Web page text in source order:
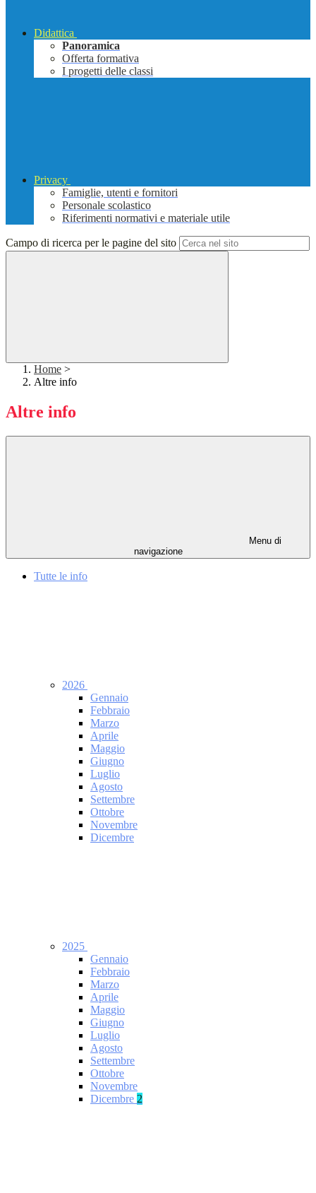
Didattica
Panoramica
Offerta formativa
I progetti delle classi
Privacy
Famiglie, utenti e fornitori
Personale scolastico
Riferimenti normativi e materiale utile
Campo di ricerca per le pagine del sito
Home >
Altre info
Altre info
Menu di
navigazione
Tutte le info
2026
Gennaio
Febbraio
Marzo
Aprile
Maggio
Giugno
Luglio
Agosto
Settembre
Ottobre
Novembre
Dicembre
2025
Gennaio
Febbraio
Marzo
Aprile
Maggio
Giugno
Luglio
Agosto
Settembre
Ottobre
Novembre
Dicembre 2